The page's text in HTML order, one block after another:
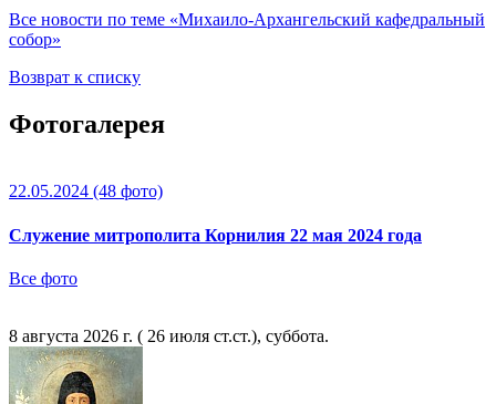
Все новости по теме «Михаило-Архангельский кафедральный
собор»
Возврат к списку
Фотогалерея
22.05.2024 (48 фото)
Служение митрополита Корнилия 22 мая 2024 года
Все фото
8 августа 2026 г. ( 26 июля ст.ст.), суббота.